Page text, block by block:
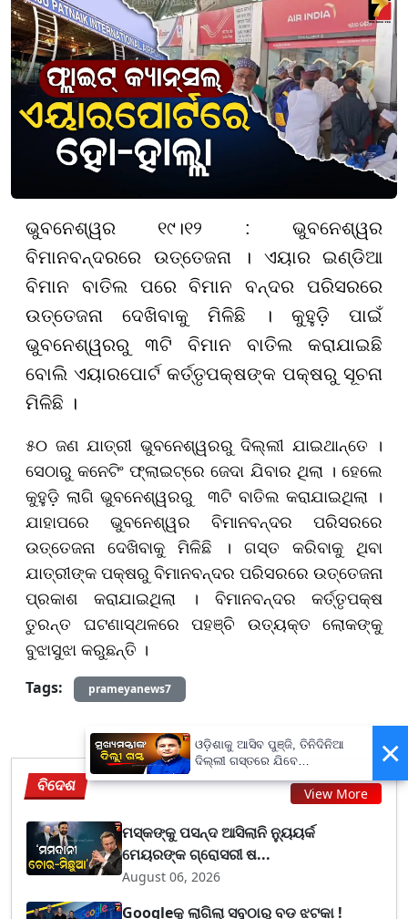
ଭୁବନେଶ୍ୱର ୧୯।୧୨ : ଭୁବନେଶ୍ୱର
ବିମାନବନ୍ଦରରେ ଉତ୍ତେଜନା । ଏୟାର ଇଣ୍ଡିଆ
ବିମାନ ବାତିଲ ପରେ ବିମାନ ବନ୍ଦର ପରିସରରେ
ଉତ୍ତେଜନା ଦେଖିବାକୁ ମିଳିଛି । କୁହୁଡ଼ି ପାଇଁ
ଭୁବନେଶ୍ୱରରୁ ୩ଟି ବିମାନ ବାତିଲ କରାଯାଇଛି
ବୋଲି ଏୟାରପୋର୍ଟ କର୍ତ୍ତୃପକ୍ଷଙ୍କ ପକ୍ଷରୁ ସୂଚନା
ମିଳିଛି ।
୫୦ ଜଣ ଯାତ୍ରୀ ଭୁବନେଶ୍ୱରରୁ ଦିଲ୍ଲୀ ଯାଇଥାନ୍ତେ ।
ସେଠାରୁ କନେଟିଂ ଫ୍ଲାଇଟ୍‌ରେ ଜେଦା ଯିବାର ଥିଲା । ହେଲେ
କୁହୁଡ଼ି ଲାଗି ଭୁବନେଶ୍ୱରରୁ ୩ଟି ବାତିଲ କରାଯାଇଥିଲା ।
ଯାହାପରେ ଭୁବନେଶ୍ୱର ବିମାନବନ୍ଦର ପରିସରରେ
ଉତ୍ତେଜନା ଦେଖିବାକୁ ମିଳିଛି । ଗସ୍ତ କରିବାକୁ ଥିବା
ଯାତ୍ରୀଙ୍କ ପକ୍ଷରୁ ବିମାନବନ୍ଦର ପରିସରରେ ଉତ୍ତେଜନା
ପ୍ରକାଶ କରାଯାଇଥିଲା । ବିମାନବନ୍ଦର କର୍ତ୍ତୃପକ୍ଷ
ତୁରନ୍ତ ଘଟଣାସ୍ଥଳରେ ପହଞ୍ଚି ଉତ୍ୟକ୍ତ ଲୋକଙ୍କୁ
ବୁଝାସୁଝା କରୁଛନ୍ତି ।
Tags: prameyanews7
ବିଦେଶ View More
ମସ୍କଙ୍କୁ ପସନ୍ଦ ଆସିଲାନି ନ୍ୟୁୟର୍କ
ମେୟରଙ୍କ ଗ୍ରୋସରୀ ଷ...
August 06, 2026
Googleକୁ ଲାଗିଲା ସବୁଠାରୁ ବଡ଼ ଝଟକା !
×
ଓଡ଼ିଶାକୁ ଆସିବ ପୁଞ୍ଜି, ତିନିଦିନିଆ
ଦିଲ୍ଲୀ ଗସ୍ତରେ ଯିବେ
ମୁଖ୍ୟମନ୍ତ୍ରୀ ମୋହନ ମାଝୀ